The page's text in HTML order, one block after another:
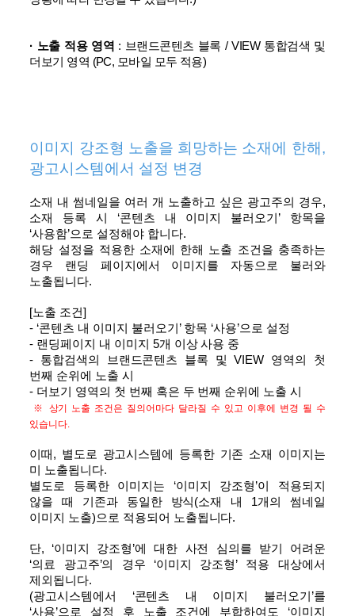
· 노출 적용 영역 : 브랜드콘텐츠 블록 / VIEW 통합검색 및
더보기 영역 (PC, 모바일 모두 적용)
이미지 강조형 노출을 희망하는 소재에 한해,
광고시스템에서 설정 변경
소재 내 썸네일을 여러 개 노출하고 싶은 광고주의 경우,
소재 등록 시 ‘콘텐츠 내 이미지 불러오기’ 항목을
‘사용함’으로 설정해야 합니다.
해당 설정을 적용한 소재에 한해 노출 조건을 충족하는
경우 랜딩 페이지에서 이미지를 자동으로 불러와
노출됩니다.
[노출 조건]
- ‘콘텐츠 내 이미지 불러오기’ 항목 ‘사용’으로 설정
- 랜딩페이지 내 이미지 5개 이상 사용 중
- 통합검색의 브랜드콘텐츠 블록 및 VIEW 영역의 첫
번째 순위에 노출 시
- 더보기 영역의 첫 번째 혹은 두 번째 순위에 노출 시
※ 상기 노출 조건은 질의어마다 달라질 수 있고 이후에 변경 될 수
있습니다.
이때, 별도로 광고시스템에 등록한 기존 소재 이미지는
미 노출됩니다.
별도로 등록한 이미지는 ‘이미지 강조형’이 적용되지
않을 때 기존과 동일한 방식(소재 내 1개의 썸네일
이미지 노출)으로 적용되어 노출됩니다.
단, ‘이미지 강조형’에 대한 사전 심의를 받기 어려운
‘의료 광고주’의 경우 ‘이미지 강조형’ 적용 대상에서
제외됩니다.
(광고시스템에서 ‘콘텐츠 내 이미지 불러오기’를
‘사용’으로 설정 후 노출 조건에 부합하여도 ‘이미지